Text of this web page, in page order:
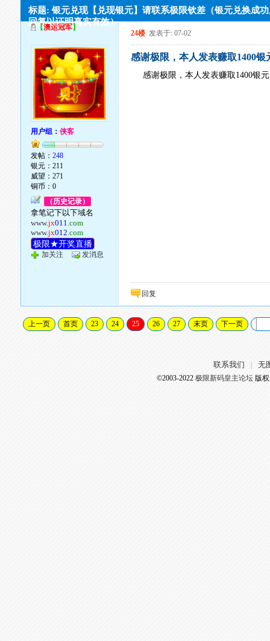
标题: 银元兑现【兑现银元】请联系极限钦差（银元兑换成
回复以证明真实有效）
【澳运冠军】
用户组：侠客
发帖：248
银元：211
威望：271
铜币：0
（历史记录）
拿笔记下以下域名
www.jx011.com
www.jx012.com
极限★开奖直播
加关注 发消息
24楼 发表于: 07-02
感谢极限，本人发表赚取1400
感谢极限，本人发表赚取1400银
回复
上一页 首页 23 24 25 26 27 末页 下一页
联系我们 无
©2003-2022 极限新码皇主论坛版权